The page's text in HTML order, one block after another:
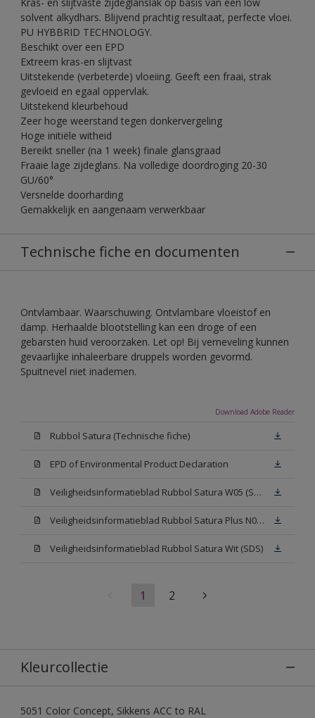
solvent alkydhars. Blijvend prachtig resultaat, perfecte vloei.
PU HYBBRID TECHNOLOGY.
Beschikt over een EPD
Extreem kras-en slijtvast
Uitstekende (verbeterde) vloeiing. Geeft een fraai, strak
gevloeid en egaal oppervlak.
Uitstekend kleurbehoud
Zeer hoge weerstand tegen donkervergeling
Hoge initiële witheid
Bereikt sneller (na 1 week) finale glansgraad
Fraaie lage zijdeglans. Na volledige doordroging 20-30
GU/60°
Versnelde doorharding
Gemakkelijk en aangenaam verwerkbaar
Technische fiche en documenten
Ontvlambaar. Waarschuwing. Ontvlambare vloeistof en
damp. Herhaalde blootstelling kan een droge of een
gebarsten huid veroorzaken. Let op! Bij verneveling kunnen
gevaarlijke inhaleerbare druppels worden gevormd.
Spuitnevel niet inademen.
Download Adobe Reader
Rubbol Satura (Technische fiche)
EPD of Environmental Product Declaration
Veiligheidsinformatieblad Rubbol Satura W05 (SDS)
Veiligheidsinformatieblad Rubbol Satura Plus N00 (SDS)
Veiligheidsinformatieblad Rubbol Satura Wit (SDS)
1 2
Kleurcollectie
5051 Color Concept, Sikkens ACC to RAL